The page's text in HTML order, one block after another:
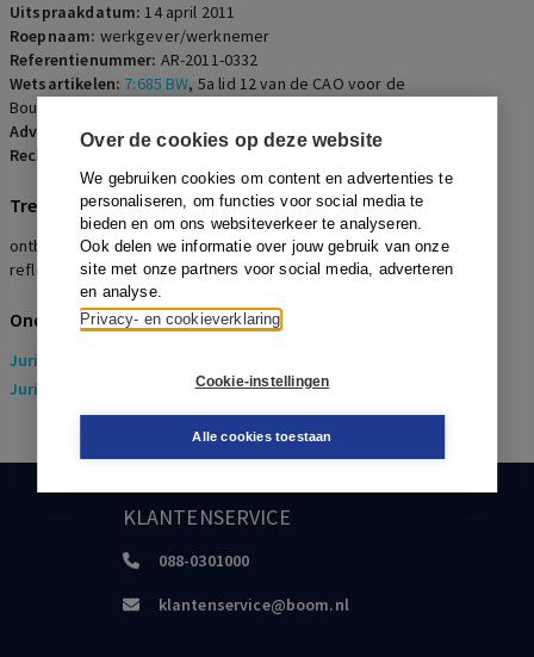
Over de cookies op deze website
We gebruiken cookies om content en advertenties te
personaliseren, om functies voor social media te
bieden en om ons websiteverkeer te analyseren.
Ook delen we informatie over jouw gebruik van onze
site met onze partners voor social media, adverteren
en analyse.
Privacy- en cookieverklaring
Cookie-instellingen
Alle cookies toestaan
Uitspraakdatum:14 april 2011
Roepnaam: werkgever/werknemer
Referentienummer: AR-2011-0332
Wetsartikelen: 7:685 BW, 5a lid 12 van de CAO voor de
Bouwnijverheid
Advocaten:T.W. Phea en S. Klomp
Rechters:
Trefwoorden
ontbinding, opzegtermijn in cao, arbeidsongeschikte werknemer,
reflexwerking
Onderwerpen
Juridisch
Juridisch
> Sociaal Zekerheidsrecht
KLANTENSERVICE
088-0301000
klantenservice@boom.nl